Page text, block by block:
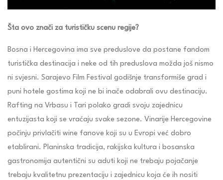
Šta ovo znači za turističku scenu regije?
Bosna i Hercegovina ima sve preduslove da postane fandom
turistička destinacija i neke od tih preduslova možda još nismo
ni svjesni. Sarajevo Film Festival godišnje transformiše grad i
puni hotele gostima koji ne bi inače odabrali ovu destinaciju.
Rafting na Vrbasu i Tari polako gradi svoju zajednicu
entuzijasta koji se vraćaju svake sezone. Vinarije Hercegovine
počinju privlačiti wine fanove koji su u Evropi već dobro
etablirani. Planinska tradicija, rakijska kultura i bosanska
gastronomija autentični su aduti koji ne trebaju pojačanje
trebaju kvalitetnu prezentaciju i zajednicu koja će ih nositi